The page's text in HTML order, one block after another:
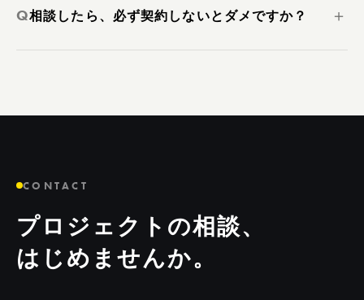
Q相談したら、必ず契約しないとダメですか？ ＋
CONTACT
プロジェクトの相談、
はじめませんか。